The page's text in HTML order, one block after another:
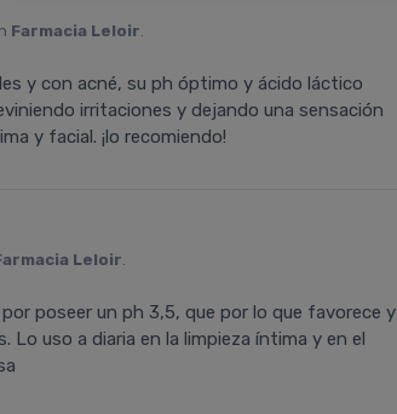
Farmacia Leloir.
y con acné, su ph óptimo y ácido láctico
irritaciones y dejando una sensación
y facial. ¡lo recomiendo!
Leloir.
poseer un ph 3,5, que por lo que favorece y
uso a diaria en la limpieza íntima y en el